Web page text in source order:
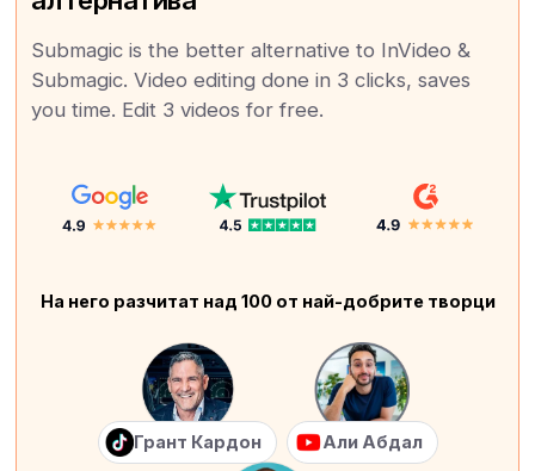
Submagic is the better alternative to InVideo &
Submagic. Video editing done in 3 clicks, saves
you time. Edit 3 videos for free.
На него разчитат над 100 от най-добрите творци
Грант Кардон Али Абдал